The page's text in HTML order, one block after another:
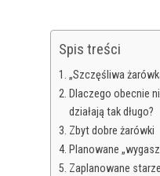
Spis treści
„Szczęśliwa
Dlaczego obecnie
działają tak długo?
Zbyt dobre żarówki
Planowane
Zaplanowane